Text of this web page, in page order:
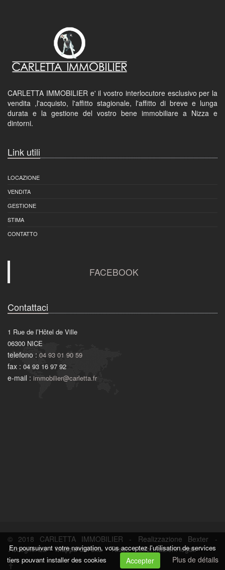
CARLETTA IMMOBILIER e' il vostro interlocutore esclusivo per la
vendita ,l'acquisto, l'affitto stagionale, l'affitto di breve e lunga
durata e la gestione del vostro bene immobiliare a Nizza e
dintorni.
Link utili
LOCAZIONE
VENDITA
GESTIONE
STIMA
CONTATTO
FACEBOOK
Contattaci
1 Rue de l’Hôtel de Ville
06300 NICE
telefono : 04 93 01 90 59
fax : 04 93 16 97 92
e-mail : immobilier@carletta.fr
© 2018 CARLETTA IMMOBILIER - Realizzazione Bexter -
Accoglienza- Mappa del sito -Tasse-Informazioni legali
En poursuivant votre navigation, vous acceptez l'utilisation de services
tiers pouvant installer des cookies
Accepter Plus de détails